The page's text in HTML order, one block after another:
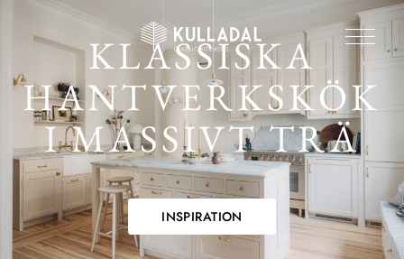
KLASSISKA
HANTVERKSKÖK
I MASSIVT TRÄ
INSPIRATION